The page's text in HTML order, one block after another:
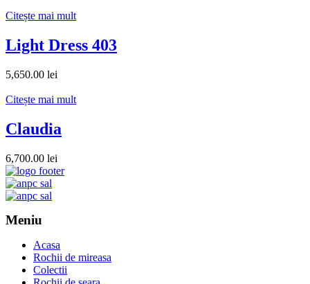
Citește mai mult
Light Dress 403
5,650.00 lei
Citește mai mult
Claudia
6,700.00 lei
Meniu
Acasa
Rochii de mireasa
Colectii